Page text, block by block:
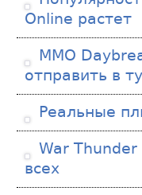
Online растет
ММО
отправить в
Реальные
War
всех